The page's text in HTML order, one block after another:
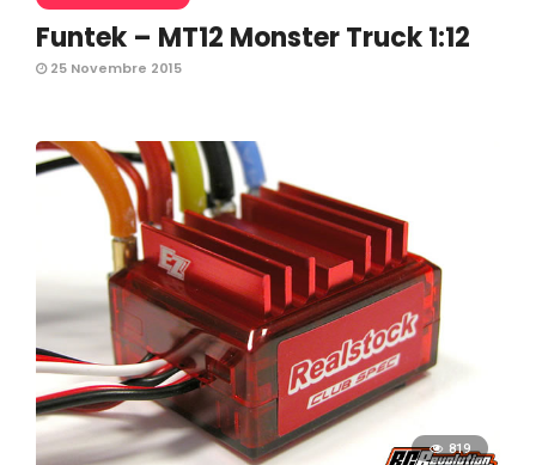
Funtek – MT12 Monster Truck 1:12
25 Novembre 2015
819